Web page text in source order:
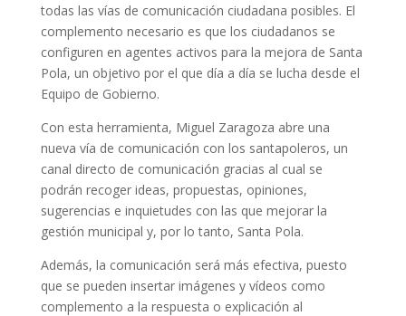
todas las vías de comunicación ciudadana posibles. El
complemento necesario es que los ciudadanos se
configuren en agentes activos para la mejora de Santa
Pola, un objetivo por el que día a día se lucha desde el
Equipo de Gobierno.
Con esta herramienta, Miguel Zaragoza abre una
nueva vía de comunicación con los santapoleros, un
canal directo de comunicación gracias al cual se
podrán recoger ideas, propuestas, opiniones,
sugerencias e inquietudes con las que mejorar la
gestión municipal y, por lo tanto, Santa Pola.
Además, la comunicación será más efectiva, puesto
que se pueden insertar imágenes y vídeos como
complemento a la respuesta o explicación al